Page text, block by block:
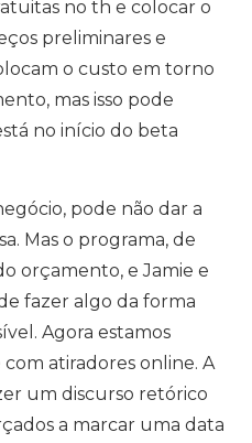
no th e colocar o
preliminares e
o custo em torno
mas isso pode
no início do beta
pode não dar a
Mas o programa, de
orçamento, e Jamie e
fazer algo da forma
Agora estamos
atiradores online. A
um discurso retórico
a marcar uma data